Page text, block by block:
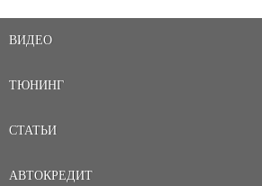
ВИДЕО
ТЮНИНГ
СТАТЬИ
АВТОКРЕДИТ